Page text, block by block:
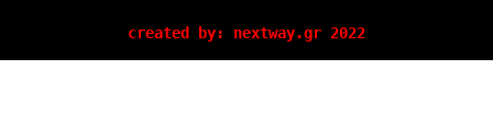
created by: nextway.gr 2022